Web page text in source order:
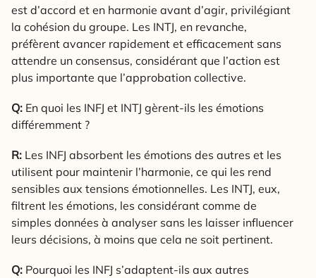
est d’accord et en harmonie avant d’agir, privilégiant
la cohésion du groupe. Les INTJ, en revanche,
préfèrent avancer rapidement et efficacement sans
attendre un consensus, considérant que l’action est
plus importante que l’approbation collective.
Q: En quoi les INFJ et INTJ gèrent-ils les émotions
différemment ?
R: Les INFJ absorbent les émotions des autres et les
utilisent pour maintenir l’harmonie, ce qui les rend
sensibles aux tensions émotionnelles. Les INTJ, eux,
filtrent les émotions, les considérant comme de
simples données à analyser sans les laisser influencer
leurs décisions, à moins que cela ne soit pertinent.
Q: Pourquoi les INFJ s’adaptent-ils aux autres